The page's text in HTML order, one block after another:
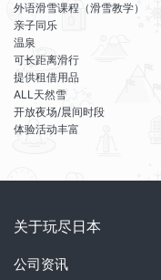
外语滑雪课程（滑雪教学）
亲子同乐
温泉
可长距离滑行
提供租借用品
ALL天然雪
开放夜场/晨间时段
体验活动丰富
关于玩尽日本
公司资讯